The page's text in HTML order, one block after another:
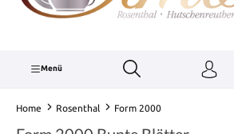
Menü
Home Rosenthal Form 2000